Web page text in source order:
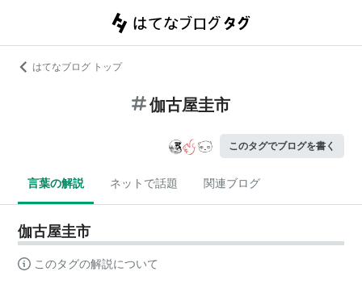
はてなブログ トップ
伽古屋圭市
このタグでブログを書く
言葉の解説 ネットで話題 関連ブログ
伽古屋圭市
このタグの解説について